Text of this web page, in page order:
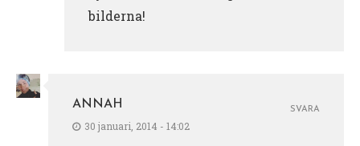
bilderna!
ANNAH
30 januari, 2014 - 14:02
SVARA